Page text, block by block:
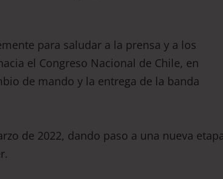
para saludar a la prensa y a los
el Congreso Nacional de Chile, en
de mando y la entrega de la banda
de 2022, dando paso a una nueva